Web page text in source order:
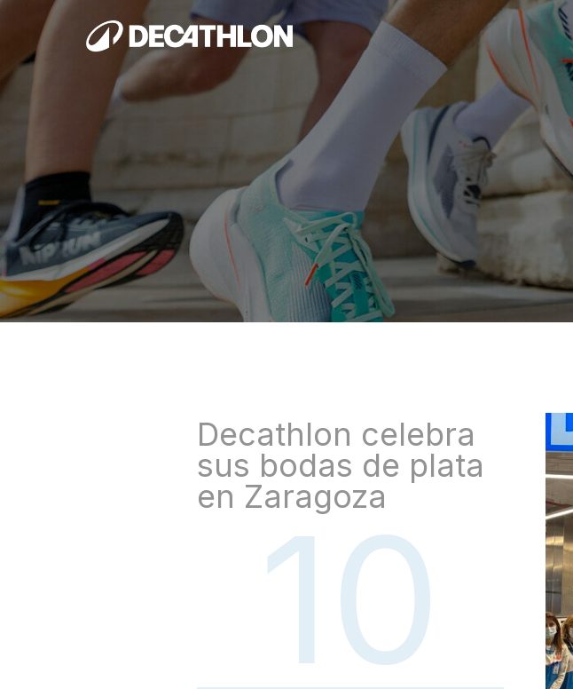
Decathlon celebra
sus bodas de plata
en Zaragoza
10